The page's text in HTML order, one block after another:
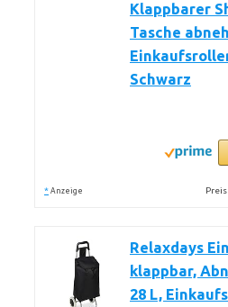
Klappbarer
Tasche
Schwarz
* Anzeige
Relaxdays
klappbar,
28 L,